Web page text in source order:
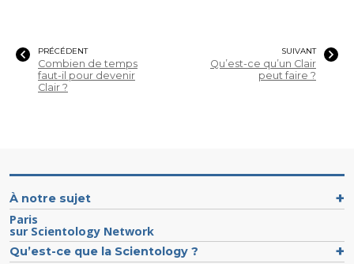
PRÉCÉDENT
Combien de temps
faut-il pour devenir
Clair ?
SUIVANT
Qu’est-ce qu’un Clair
peut faire ?
À notre sujet
Paris
sur Scientology Network
Qu’est-ce que la Scientology ?